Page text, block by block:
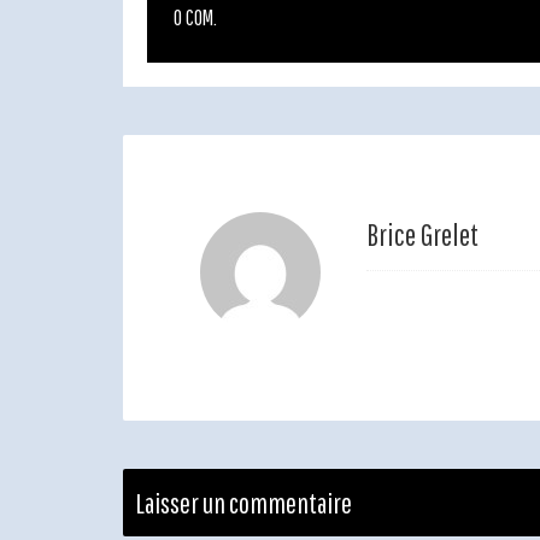
0 COM.
Brice Grelet
Laisser un commentaire